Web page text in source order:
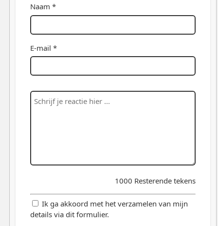
Naam *
E-mail *
1000 Resterende tekens
Ik ga akkoord met het verzamelen van mijn
details via dit formulier.